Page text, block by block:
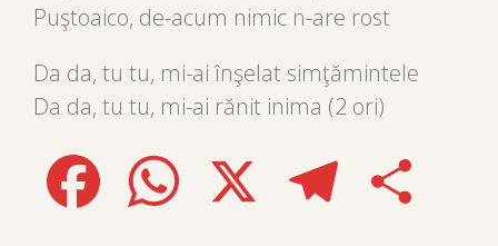
Puştoaico, de-acum nimic n-are rost
Da da, tu tu, mi-ai înşelat simţămintele
Da da, tu tu, mi-ai rănit inima (2 ori)
Facebook WhatsApp Telegram